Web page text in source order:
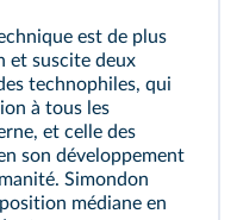
est de plus
et suscite deux
technophiles, qui
à tous les
et celle des
son développement
Simondon
médiane en